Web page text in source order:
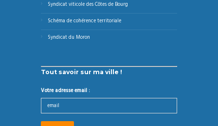
Syndicat viticole des Côtes de Bourg
Schéma de cohérence territoriale
Syndicat du Moron
Tout savoir sur ma ville !
Votre adresse email :